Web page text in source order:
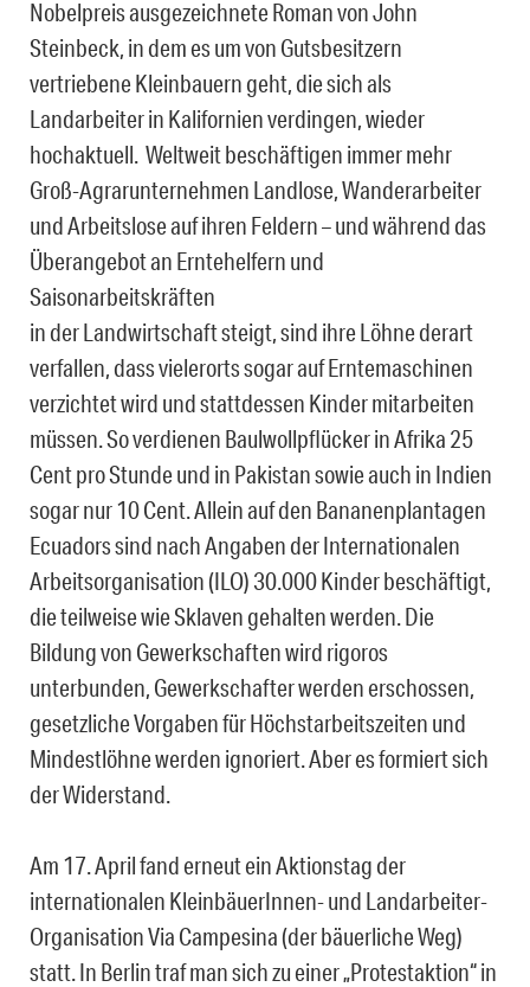
Nobelpreis ausgezeichnete Roman von John
Steinbeck, in dem es um von Gutsbesitzern
vertriebene Kleinbauern geht, die sich als
Landarbeiter in Kalifornien verdingen, wieder
hochaktuell. Weltweit beschäftigen immer mehr
Groß-Agrarunternehmen Landlose, Wanderarbeiter
und Arbeitslose auf ihren Feldern – und während das
Überangebot an Erntehelfern und
Saisonarbeitskräften
in der Landwirtschaft steigt, sind ihre Löhne derart
verfallen, dass vielerorts sogar auf Erntemaschinen
verzichtet wird und stattdessen Kinder mitarbeiten
müssen. So verdienen Baulwollpflücker in Afrika 25
Cent pro Stunde und in Pakistan sowie auch in Indien
sogar nur 10 Cent. Allein auf den Bananenplantagen
Ecuadors sind nach Angaben der Internationalen
Arbeitsorganisation (ILO) 30.000 Kinder beschäftigt,
die teilweise wie Sklaven gehalten werden. Die
Bildung von Gewerkschaften wird rigoros
unterbunden, Gewerkschafter werden erschossen,
gesetzliche Vorgaben für Höchstarbeitszeiten und
Mindestlöhne werden ignoriert. Aber es formiert sich
der Widerstand.
Am 17. April fand erneut ein Aktionstag der
internationalen KleinbäuerInnen- und Landarbeiter-
Organisation Via Campesina (der bäuerliche Weg)
statt. In Berlin traf man sich zu einer „Protestaktion“ in